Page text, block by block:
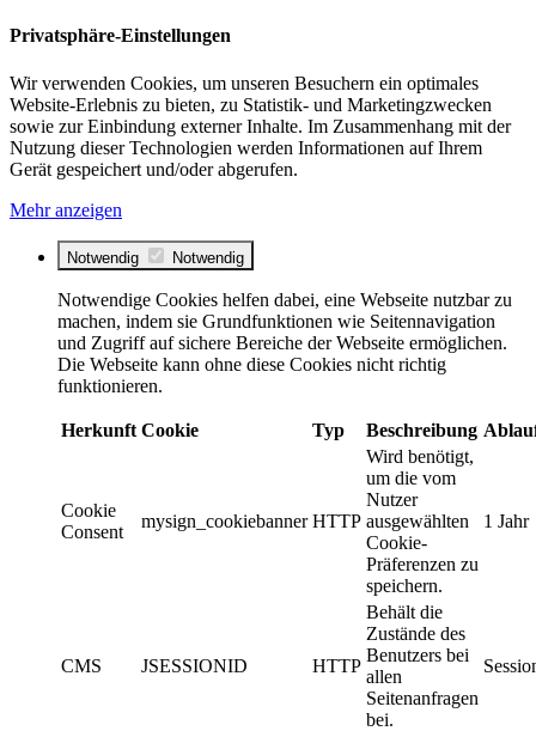
Privatsphäre-Einstellungen
Wir verwenden Cookies, um unseren Besuchern ein optimales
Website-Erlebnis zu bieten, zu Statistik- und Marketingzwecken
sowie zur Einbindung externer Inhalte. Im Zusammenhang mit der
Nutzung dieser Technologien werden Informationen auf Ihrem
Gerät gespeichert und/oder abgerufen.
Mehr anzeigen
Notwendig Notwendig
Notwendige Cookies helfen dabei, eine Webseite nutzbar zu
machen, indem sie Grundfunktionen wie Seitennavigation
und Zugriff auf sichere Bereiche der Webseite ermöglichen.
Die Webseite kann ohne diese Cookies nicht richtig
funktionieren.
Herkunft Cookie Typ Beschreibung
Cookie
Consent
mysign_cookiebanner HTTP
Wird benötigt,
um die vom
Nutzer
ausgewählten
Cookie-
Präferenzen zu
speichern.
1 Jahr
CMS JSESSIONID HTTP
Behält die
Zustände des
Benutzers bei
allen
Seitenanfragen
bei.